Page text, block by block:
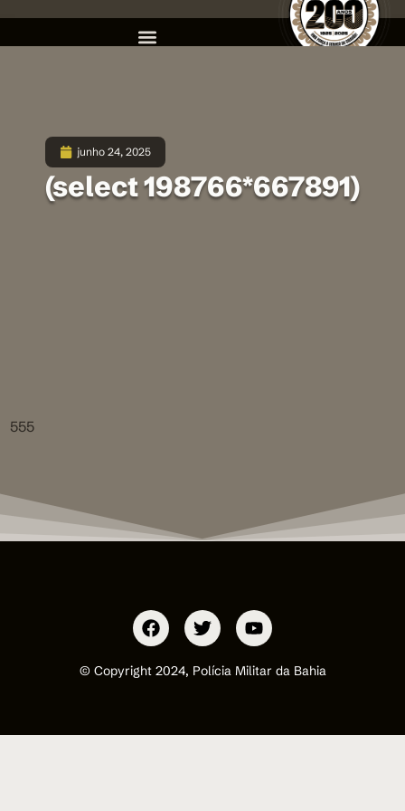
junho 24, 2025
(select 198766*667891)
555
© Copyright 2024, Polícia Militar da Bahia